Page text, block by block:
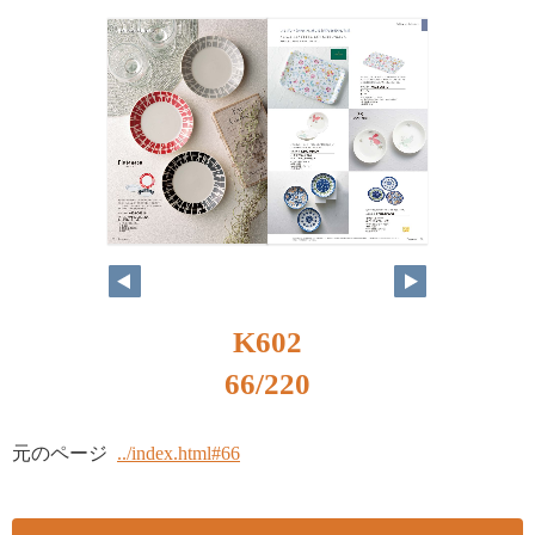
K602
66/220
元のページ ../index.html#66